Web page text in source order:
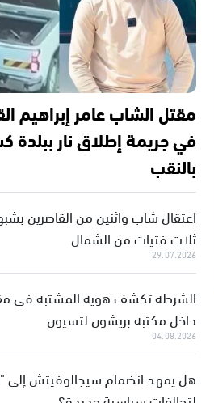
مقتل الشاب عامر إبراهيم
في جريمة إطلاق نار ببلدة
بالنقب
اعتقال شاب واثنين من القاصرين
ثلاث فتيات من الشمال
29.07.2026
الشرطة تكشف هوية المشتبه في
داخل مكتبه بريشون لتسيون
04.08.2026
هل يمهد انضمام سيجالوفيتش إلى